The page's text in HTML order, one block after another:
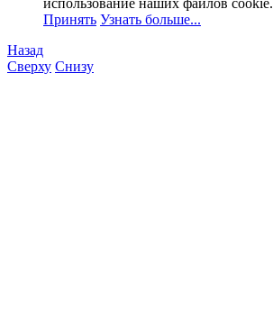
использование наших файлов cookie.
Принять Узнать больше...
Назад
Сверху Снизу